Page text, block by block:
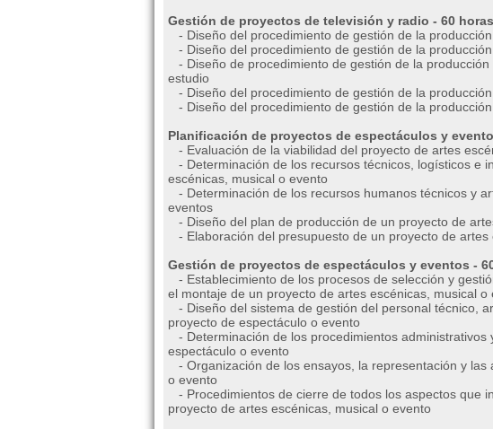
Gestión de proyectos de televisión y radio - 60 horas
- Diseño del procedimiento de gestión de la
- Diseño del procedimiento de gestión de la
- Diseño de procedimiento de gestión de la
estudio
- Diseño del procedimiento de gestión de la
- Diseño del procedimiento de gestión de la
Planificación de proyectos de espectáculos y
- Evaluación de la viabilidad del proyecto de artes
- Determinación de los recursos técnicos, logísticos e
escénicas, musical o evento
- Determinación de los recursos humanos técnicos y
eventos
- Diseño del plan de producción de un proyecto de
- Elaboración del presupuesto de un proyecto de artes
Gestión de proyectos de espectáculos y eventos -
- Establecimiento de los procesos de selección y
el montaje de un proyecto de artes escénicas, musical o
- Diseño del sistema de gestión del personal técnico,
proyecto de espectáculo o evento
- Determinación de los procedimientos administrativos
espectáculo o evento
- Organización de los ensayos, la representación y
o evento
- Procedimientos de cierre de todos los aspectos que
proyecto de artes escénicas, musical o evento